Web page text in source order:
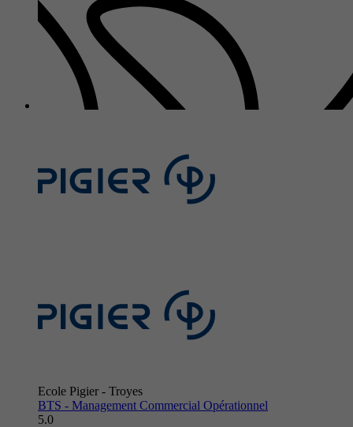
Ecole Pigier - Troyes
BTS - Management Commercial Opérationnel
5.0